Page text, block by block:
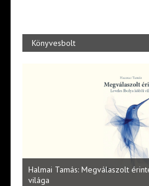
Könyvesbolt
Halmai Tamás: Megválaszolt
világa